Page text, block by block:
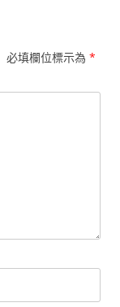
必填欄位標示為 *